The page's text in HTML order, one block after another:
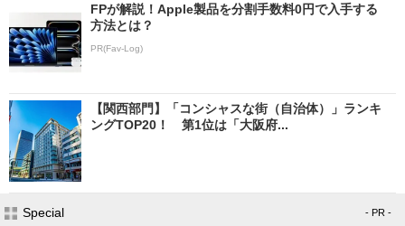
FPが解説！Apple製品を分割手数料0円で入手する
方法とは？
PR(Fav-Log)
【関西部門】「コンシャスな街（自治体）」ランキ
ングTOP20！ 第1位は「大阪府...
Special - PR -